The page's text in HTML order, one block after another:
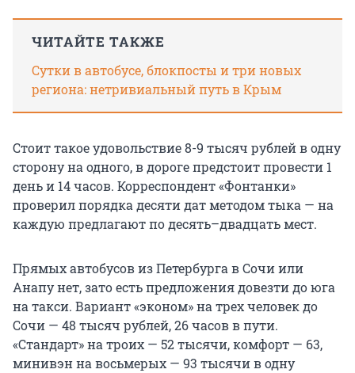
ЧИТАЙТЕ ТАКЖЕ
Сутки в автобусе, блокпосты и три новых
региона: нетривиальный путь в Крым
Стоит такое удовольствие 8-9 тысяч рублей в одну
сторону на одного, в дороге предстоит провести 1
день и 14 часов. Корреспондент «Фонтанки»
проверил порядка десяти дат методом тыка — на
каждую предлагают по десять–двадцать мест.
Прямых автобусов из Петербурга в Сочи или
Анапу нет, зато есть предложения довезти до юга
на такси. Вариант «эконом» на трех человек до
Сочи — 48 тысяч рублей, 26 часов в пути.
«Стандарт» на троих — 52 тысячи, комфорт — 63,
минивэн на восьмерых — 93 тысячи в одну